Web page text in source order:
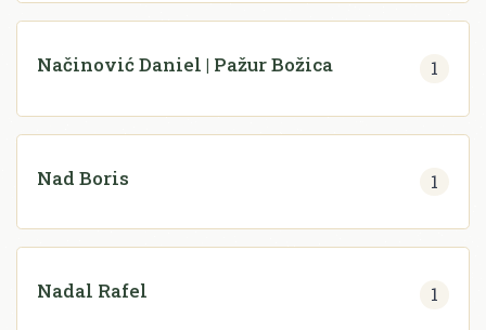
Načinović Daniel | Pažur Božica 1
Nad Boris 1
Nadal Rafel 1